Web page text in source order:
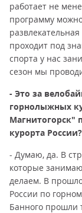
работает не
программу
проходит под
спорта у нас
сезон мы
- Это за
горнолыжных
Магнитогорск"
курорта России?
- Думаю, да. В
которые
делаем. В
России по
Банного прошли